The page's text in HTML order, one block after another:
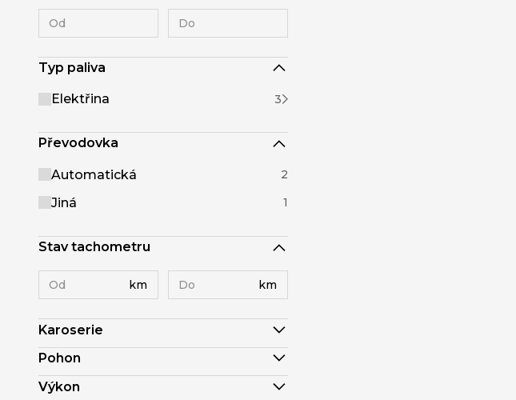
Typ paliva
Elektřina 3
Převodovka
Automatická 2
Jiná 1
Stav tachometru
km km
Karoserie
Pohon
Výkon